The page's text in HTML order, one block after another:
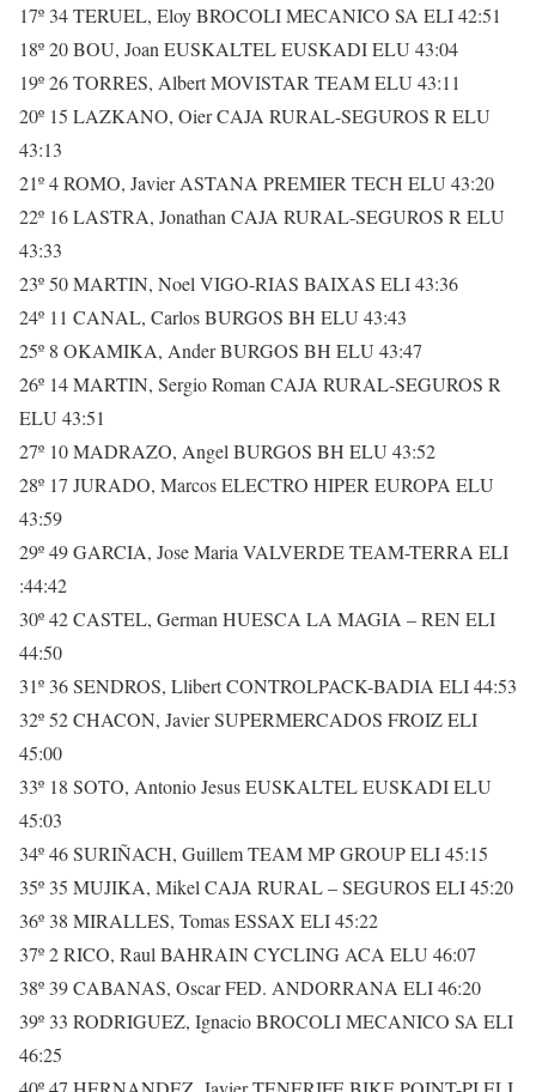
17º 34 TERUEL, Eloy BROCOLI MECANICO SA ELI 42:51
18º 20 BOU, Joan EUSKALTEL EUSKADI ELU 43:04
19º 26 TORRES, Albert MOVISTAR TEAM ELU 43:11
20º 15 LAZKANO, Oier CAJA RURAL-SEGUROS R ELU
43:13
21º 4 ROMO, Javier ASTANA PREMIER TECH ELU 43:20
22º 16 LASTRA, Jonathan CAJA RURAL-SEGUROS R ELU
43:33
23º 50 MARTIN, Noel VIGO-RIAS BAIXAS ELI 43:36
24º 11 CANAL, Carlos BURGOS BH ELU 43:43
25º 8 OKAMIKA, Ander BURGOS BH ELU 43:47
26º 14 MARTIN, Sergio Roman CAJA RURAL-SEGUROS R
ELU 43:51
27º 10 MADRAZO, Angel BURGOS BH ELU 43:52
28º 17 JURADO, Marcos ELECTRO HIPER EUROPA ELU
43:59
29º 49 GARCIA, Jose Maria VALVERDE TEAM-TERRA ELI
:44:42
30º 42 CASTEL, German HUESCA LA MAGIA – REN ELI
44:50
31º 36 SENDROS, Llibert CONTROLPACK-BADIA ELI 44:53
32º 52 CHACON, Javier SUPERMERCADOS FROIZ ELI
45:00
33º 18 SOTO, Antonio Jesus EUSKALTEL EUSKADI ELU
45:03
34º 46 SURIÑACH, Guillem TEAM MP GROUP ELI 45:15
35º 35 MUJIKA, Mikel CAJA RURAL – SEGUROS ELI 45:20
36º 38 MIRALLES, Tomas ESSAX ELI 45:22
37º 2 RICO, Raul BAHRAIN CYCLING ACA ELU 46:07
38º 39 CABANAS, Oscar FED. ANDORRANA ELI 46:20
39º 33 RODRIGUEZ, Ignacio BROCOLI MECANICO SA ELI
46:25